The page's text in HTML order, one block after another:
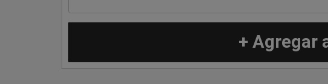
+ Agregar